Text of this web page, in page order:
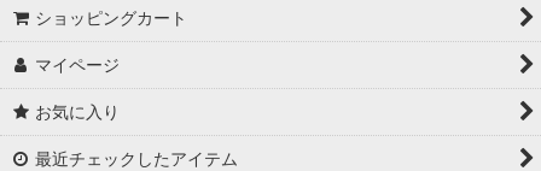
ショッピングカート
マイページ
お気に入り
最近チェックしたアイテム